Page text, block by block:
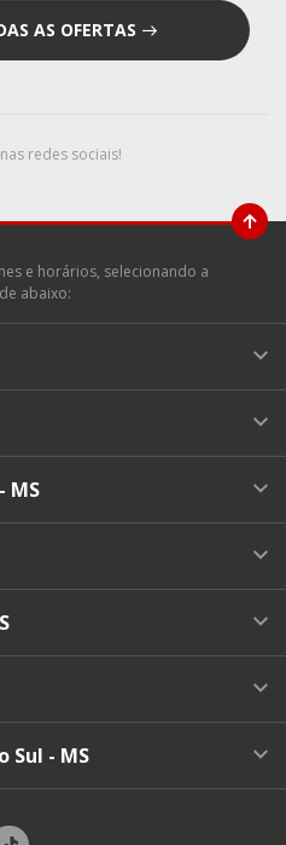
AS OFERTAS
redes sociais!
e horários, selecionando a
abaixo:
MS
Sul - MS